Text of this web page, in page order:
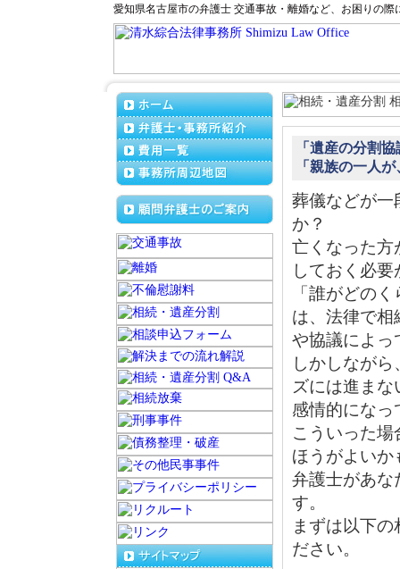
愛知県名古屋市の弁護士 交通事故・離婚など、お困りの
「遺産の分割
「親族の一人
葬儀などが一
か？
亡くなった方
しておく必
「誰がどの
は、法律で相
や協議によっ
しかしなが
ズには進ま
感情的になっ
こういった
ほうがよいか
弁護士があな
す。
まずは以下
ださい。